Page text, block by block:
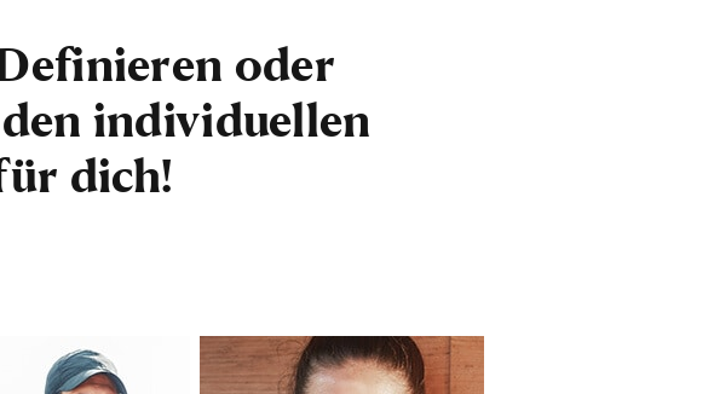
oder
individuellen
dich!